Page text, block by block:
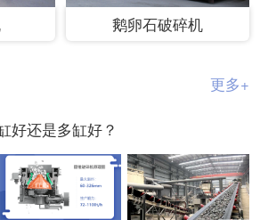
鹅卵石破碎机
更多+
好还是多缸好？